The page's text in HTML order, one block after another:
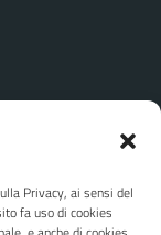
Privacy, ai sensi del
fa uso di cookies